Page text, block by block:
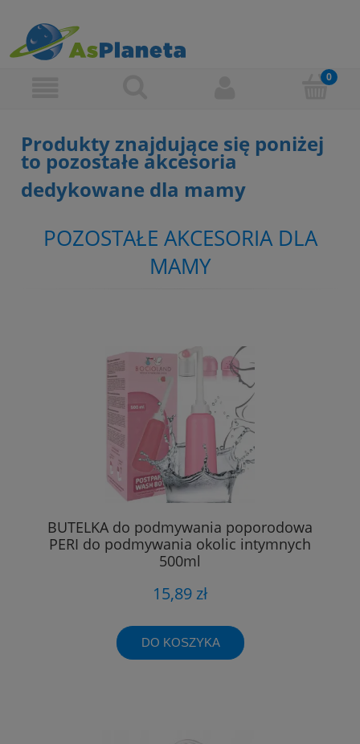
Produkty znajdujące się poniżej
to pozostałe akcesoria
dedykowane dla mamy
POZOSTAŁE AKCESORIA DLA
MAMY
BUTELKA do podmywania poporodowa
PERI do podmywania okolic intymnych
500ml
15,89 zł
DO KOSZYKA